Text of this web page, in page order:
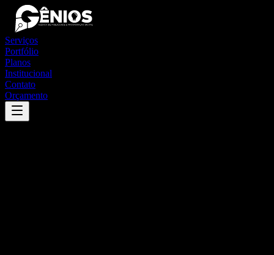
Serviços
Portfólio
Planos
Institucional
Contato
Orçamento